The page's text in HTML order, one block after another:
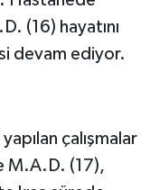
(16) hayatını
devam ediyor.
çalışmalar
M.A.D. (17),